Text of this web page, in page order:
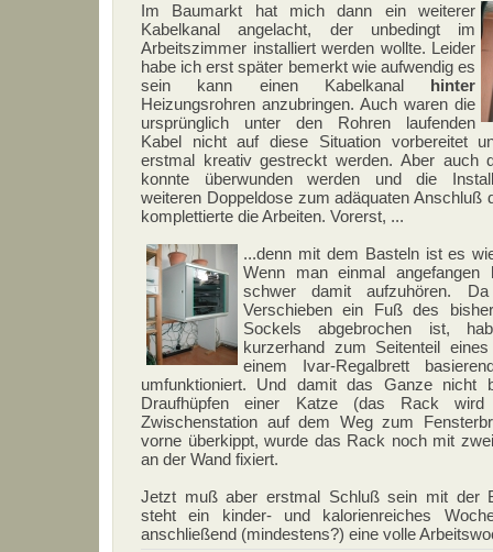
Im Baumarkt hat mich dann ein weiterer
Kabelkanal angelacht, der unbedingt im
Arbeitszimmer installiert werden wollte. Leider
habe ich erst später bemerkt wie aufwendig es
sein kann einen Kabelkanal hinter
Heizungsrohren anzubringen. Auch waren die
ursprünglich unter den Rohren laufenden
Kabel nicht auf diese Situation vorbereitet
erstmal kreativ gestreckt werden. Aber auch
konnte überwunden werden und die
weiteren Doppeldose zum adäquaten Anschluß
komplettierte die Arbeiten. Vorerst, ...
...denn mit dem Basteln ist es
Wenn man einmal
schwer damit aufzuhören.
Verschieben ein Fuß des
Sockels abgebrochen ist,
kurzerhand zum Seitenteil
einem Ivar-Regalbrett
umfunktioniert. Und damit das Ganze nicht
Draufhüpfen einer Katze (das Rack
Zwischenstation auf dem Weg zum
vorne überkippt, wurde das Rack noch mit
an der Wand fixiert.
Jetzt muß aber erstmal Schluß sein mit der
steht ein kinder- und kalorienreiches
anschließend (mindestens?) eine volle